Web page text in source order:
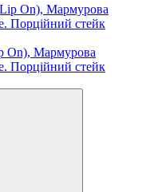
On), Мармурова
Порційний стейк